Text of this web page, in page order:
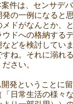
件は、センサデ
の一例になると
ドがなんとか、
ドへの格納する
どを検討してい
ね。それに溺れ
さい。
発ということに
日常生活の様々